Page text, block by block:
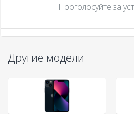
Проголосуйте за
Другие модели